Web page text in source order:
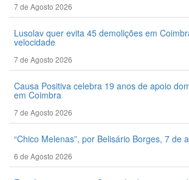
7 de Agosto 2026
Lusolav quer evita 45 demolições em
velocidade
7 de Agosto 2026
Causa Positiva celebra 19 anos de apoio
em Coimbra
7 de Agosto 2026
“Chico Melenas”, por Belisário Borges, 7 de
6 de Agosto 2026